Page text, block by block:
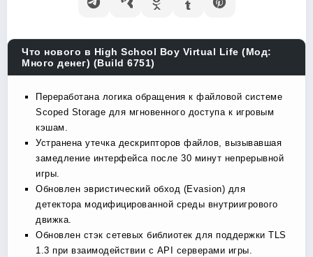
Что нового в High School Boy Virtual Life (Мод:
Много денег) (Build 6751)
Переработана логика обращения к файловой системе
Scoped Storage для мгновенного доступа к игровым
кэшам.
Устранена утечка дескрипторов файлов, вызывавшая
замедление интерфейса после 30 минут непрерывной
игры.
Обновлен эвристический обход (Evasion) для
детектора модифицированной среды внутриигрового
движка.
Обновлен стэк сетевых библиотек для поддержки TLS
1.3 при взаимодействии с API серверами игры.